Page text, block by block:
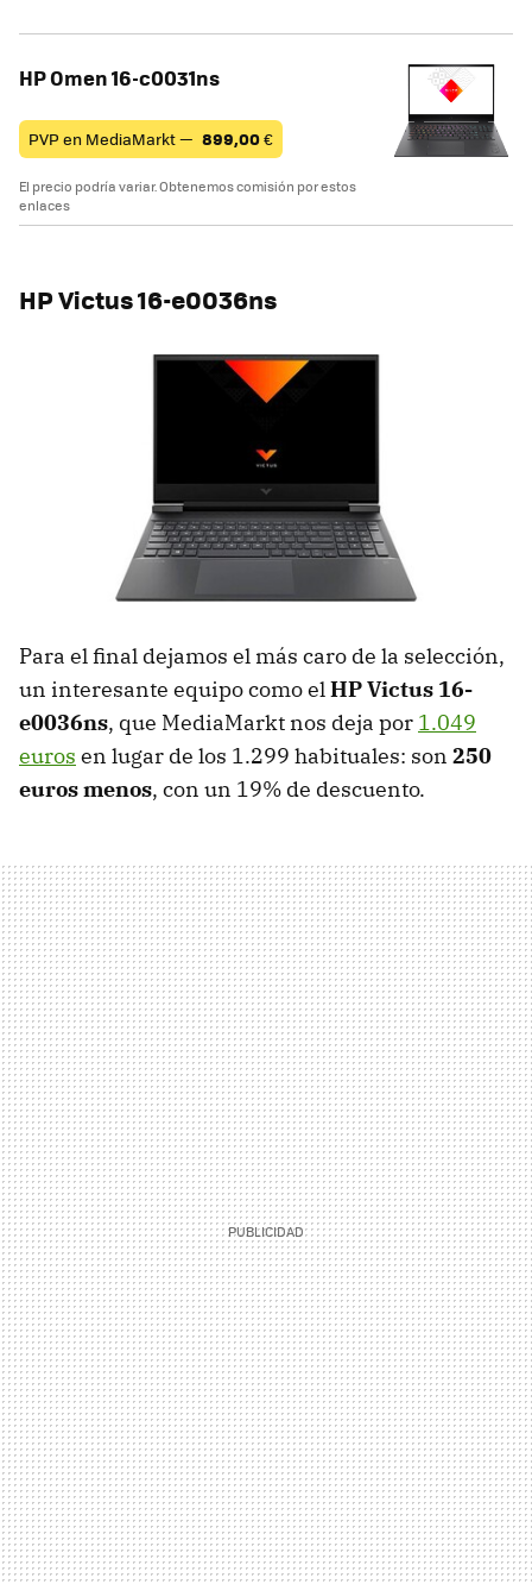
HP Omen 16-c0031ns
PVP en MediaMarkt — 899,00€
El precio podría variar. Obtenemos comisión por estos
enlaces
HP Victus 16-e0036ns
Para el final dejamos el más caro de la selección,
un interesante equipo como elHP Victus 16-
e0036ns, que MediaMarkt nos deja por 1.049
euros en lugar de los 1.299 habituales: son 250
euros menos, con un 19% de descuento.